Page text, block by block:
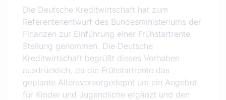
Die Deutsche Kreditwirtschaft hat zum
Referentenentwurf des Bundesministeriums der
Finanzen zur Einführung einer Frühstartrente
Stellung genommen. Die Deutsche
Kreditwirtschaft begrüßt dieses Vorhaben
ausdrücklich, da die Frühstartrente das
geplante Altersvorsorgedepot um ein Angebot
für Kinder und Jugendliche ergänzt und den